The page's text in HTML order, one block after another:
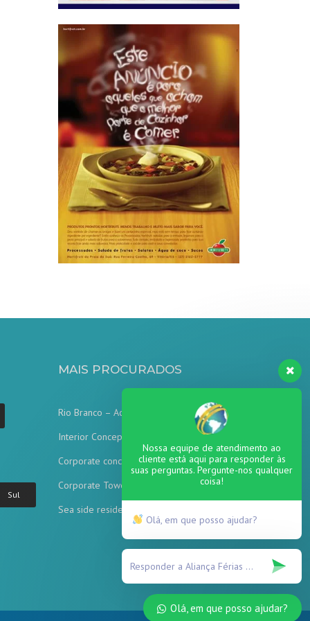
Sul
MAIS PROCURADOS
Rio Branco – Acre
Interior Concept
Corporate concept
Corporate Tower
Sea side residence
Nossa equipe de atendimento ao
cliente está aqui para responder às
suas perguntas. Pergunte-nos qualquer
coisa!
Olá, em que posso ajudar?
Olá, em que posso ajudar?